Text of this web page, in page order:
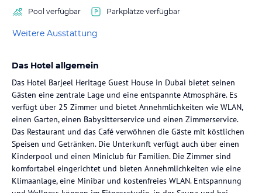
Pool verfügbar
Parkplätze verfügbar
Weitere Ausstattung
Das Hotel allgemein
Das Hotel Barjeel Heritage Guest House in Dubai bietet seinen
Gästen eine zentrale Lage und eine entspannte Atmosphäre. Es
verfügt über 25 Zimmer und bietet Annehmlichkeiten wie WLAN,
einen Garten, einen Babysitterservice und einen Zimmerservice.
Das Restaurant und das Café verwöhnen die Gäste mit köstlichen
Speisen und Getränken. Die Unterkunft verfügt auch über einen
Kinderpool und einen Miniclub für Familien. Die Zimmer sind
komfortabel eingerichtet und bieten Annehmlichkeiten wie eine
Klimaanlage, eine Minibar und kostenfreies WLAN. Entspannung